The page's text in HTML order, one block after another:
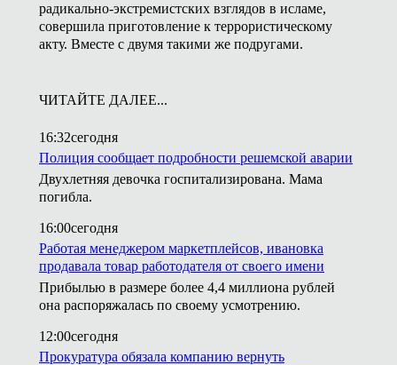
радикально-экстремистских взглядов в исламе,
совершила приготовление к террористическому
акту. Вместе с двумя такими же подругами.
ЧИТАЙТЕ ДАЛЕЕ...
16:32сегодня
Полиция сообщает подробности решемской аварии
Двухлетняя девочка госпитализирована. Мама
погибла.
16:00сегодня
Работая менеджером маркетплейсов, ивановка
продавала товар работодателя от своего имени
Прибылью в размере более 4,4 миллиона рублей
она распоряжалась по своему усмотрению.
12:00сегодня
Прокуратура обязала компанию вернуть